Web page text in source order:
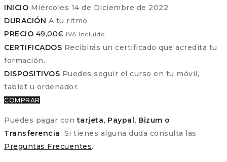
INICIO Miércoles 14 de Diciembre de 2022
DURACIÓN A tu ritmo
PRECIO 49,00€ IVA incluido
CERTIFICADOS Recibirás un certificado que acredita tu
formación.
DISPOSITIVOS Puedes seguir el curso en tu móvil,
tablet u ordenador.
COMPRAR
Puedes pagar contarjeta, Paypal, Bizum o
Transferencia. Si tienes alguna duda consulta las
Preguntas Frecuentes.